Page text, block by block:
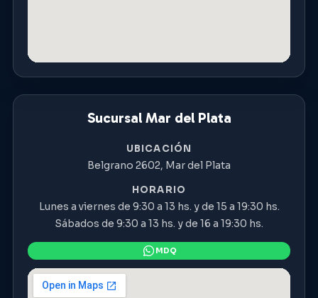
Sucursal Mar del Plata
UBICACIÓN
Belgrano 2602, Mar del Plata
HORARIO
Lunes a viernes de 9:30 a 13 hs. y de 15 a 19:30 hs.
Sábados de 9:30 a 13 hs. y de 16 a 19:30 hs.